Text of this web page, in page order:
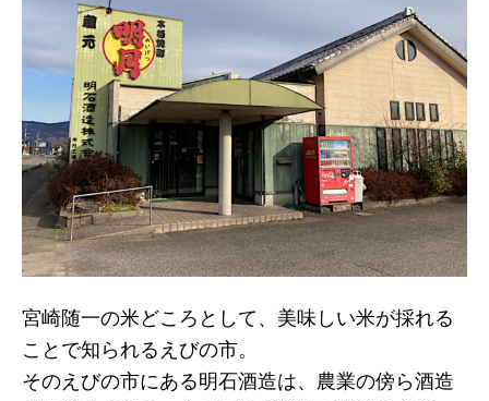
宮崎随一の米どころとして、美味しい米が採れる
ことで知られるえびの市。
そのえびの市にある明石酒造は、農業の傍ら酒造